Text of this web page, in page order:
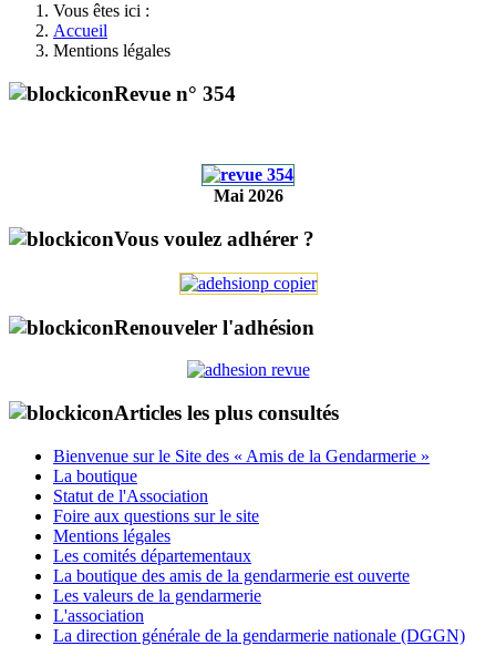
Vous êtes ici :
Accueil
Mentions légales
Revue n° 354
Mai 2026
Vous voulez adhérer ?
Renouveler l'adhésion
Articles les plus consultés
Bienvenue sur le Site des « Amis de la Gendarmerie »
La boutique
Statut de l'Association
Foire aux questions sur le site
Mentions légales
Les comités départementaux
La boutique des amis de la gendarmerie est ouverte
Les valeurs de la gendarmerie
L'association
La direction générale de la gendarmerie nationale (DGGN)